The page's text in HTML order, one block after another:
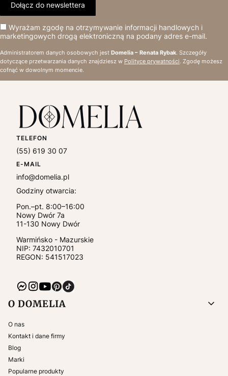
Dołącz do newslettera
Wyrażam zgodę na otrzymywanie informacji handlowych i
marketingowych drogą elektroniczną na podany adres e-mail.
Administratorem danych osobowych jest Domelia – Renata Rybak. Szczegóły
dotyczące przetwarzania danych znajdziesz w Polityce prywatności. Zgodę możesz
cofnąć w dowolnym momencie.
TELEFON
(55) 619 30 07
E-MAIL
info@domelia.pl
Godziny otwarcia:
Pon.–pt. 8:00–16:00
Nowy Dwór 7a
11-130 Nowy Dwór
Warmińsko - Mazurskie
NIP: 7432010701
REGON: 541517023
Linki w stopce
O DOMELIA
O nas
Kontakt i dane firmy
Blog
Marki
Popularne produkty